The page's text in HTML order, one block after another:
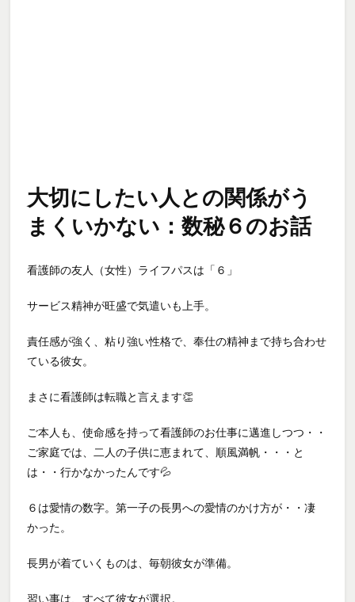
大切にしたい人との関係がう
まくいかない：数秘６のお話
看護師の友人（女性）ライフパスは「６」
サービス精神が旺盛で気遣いも上手。
責任感が強く、粘り強い性格で、奉仕の精神まで持ち合わせ
ている彼女。
まさに看護師は転職と言えます👏
ご本人も、使命感を持って看護師のお仕事に邁進しつつ・・
ご家庭では、二人の子供に恵まれて、順風満帆・・・と
は・・行かなかったんです💦
６は愛情の数字。第一子の長男への愛情のかけ方が・・凄
かった。
長男が着ていくものは、毎朝彼女が準備。
習い事は、すべて彼女が選択。